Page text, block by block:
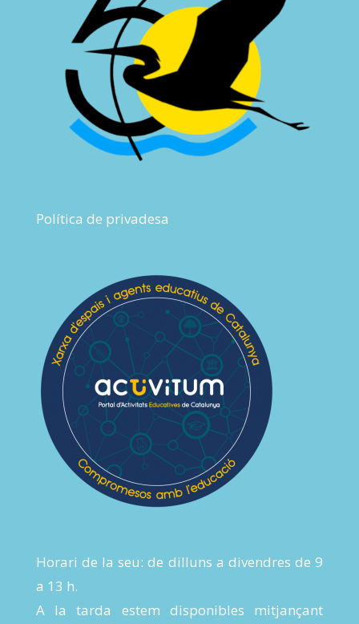
Política de privadesa
Horari de la seu: de dilluns a divendres de 9
a 13 h.
A la tarda estem disponibles mitjançant